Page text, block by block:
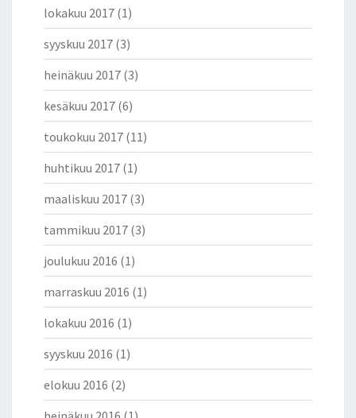
lokakuu 2017 (1)
syyskuu 2017 (3)
heinäkuu 2017 (3)
kesäkuu 2017 (6)
toukokuu 2017 (11)
huhtikuu 2017 (1)
maaliskuu 2017 (3)
tammikuu 2017 (3)
joulukuu 2016 (1)
marraskuu 2016 (1)
lokakuu 2016 (1)
syyskuu 2016 (1)
elokuu 2016 (2)